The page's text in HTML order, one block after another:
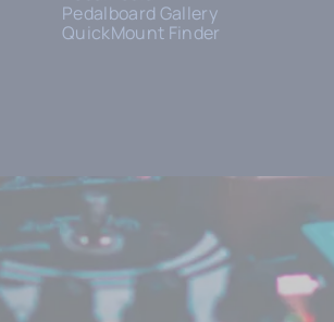
Pedalboard Gallery
QuickMount Finder